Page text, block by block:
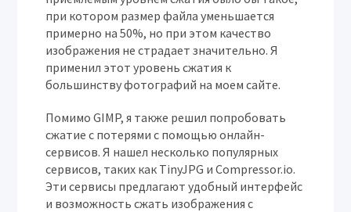
при котором размер файла уменьшается
примерно на 50%, но при этом качество
изображения не страдает значительно. Я
применил этот уровень сжатия к
большинству фотографий на моем сайте.
Помимо GIMP, я также решил попробовать
сжатие с потерями с помощью онлайн-
сервисов. Я нашел несколько популярных
сервисов, таких как TinyJPG и Compressor.io.
Эти сервисы предлагают удобный интерфейс
и возможность сжать изображения с